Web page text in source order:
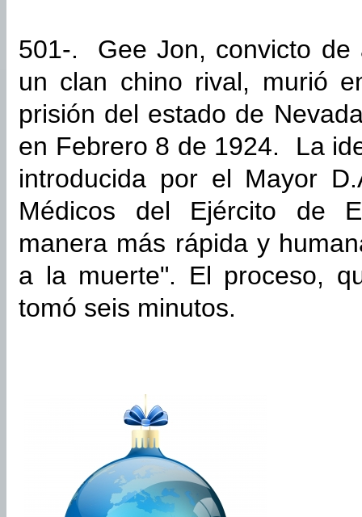
501-. Gee Jon, convicto de
un clan chino rival, murió
prisión del estado de
en Febrero 8 de 1924. La
introducida por el Mayor
Médicos del Ejército de
manera más rápida y
a la muerte". El proceso,
tomó seis minutos.